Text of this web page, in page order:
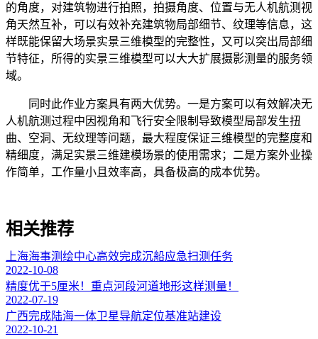
的角度，对建筑物进行拍照，拍摄角度、位置与无人机航测视
角天然互补，可以有效补充建筑物局部细节、纹理等信息，这
样既能保留大场景实景三维模型的完整性，又可以突出局部细
节特征，所得的实景三维模型可以大大扩展摄影测量的服务领
域。
同时此作业方案具有两大优势。一是方案可以有效解决无
人机航测过程中因视角和飞行安全限制导致模型局部发生扭
曲、空洞、无纹理等问题，最大程度保证三维模型的完整度和
精细度，满足实景三维建模场景的使用需求；二是方案外业操
作简单，工作量小且效率高，具备极高的成本优势。
相关推荐
上海海事测绘中心高效完成沉船应急扫测任务
2022-10-08
精度优于5厘米！重点河段河道地形这样测量！
2022-07-19
广西完成陆海一体卫星导航定位基准站建设
2022-10-21